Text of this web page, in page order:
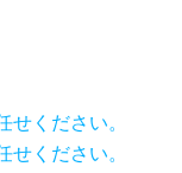
せください。
せください。